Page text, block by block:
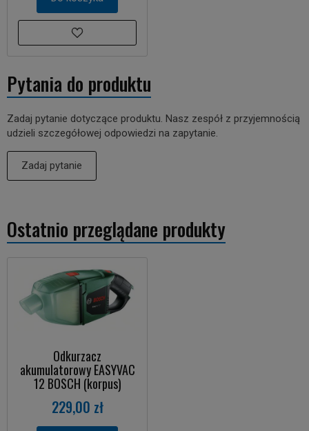
Pytania do produktu
Zadaj pytanie dotyczące produktu. Nasz zespół z przyjemnością
udzieli szczegółowej odpowiedzi na zapytanie.
Zadaj pytanie
Ostatnio przeglądane produkty
Odkurzacz
akumulatorowy EASYVAC
12 BOSCH (korpus)
229,00 zł